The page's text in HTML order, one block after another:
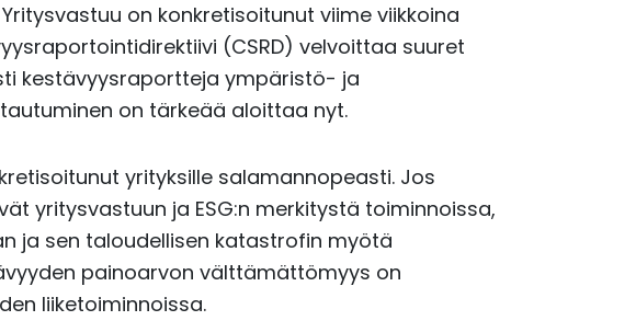
on konkretisoitunut viime viikkoina
(CSRD) velvoittaa suuret
kestävyysraportteja ympäristö- ja
on tärkeää aloittaa nyt.
yrityksille salamannopeasti. Jos
yritysvastuun ja ESG:n merkitystä toiminnoissa,
ja sen taloudellisen katastrofin myötä
painoarvon välttämättömyys on
liiketoiminnoissa.